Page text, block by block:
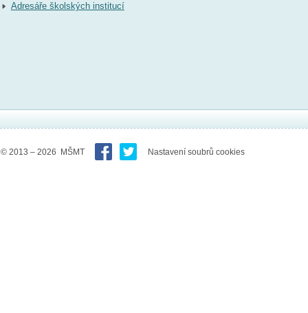
Adresáře školských institucí
© 2013 – 2026 MŠMT Nastavení soubrů cookies